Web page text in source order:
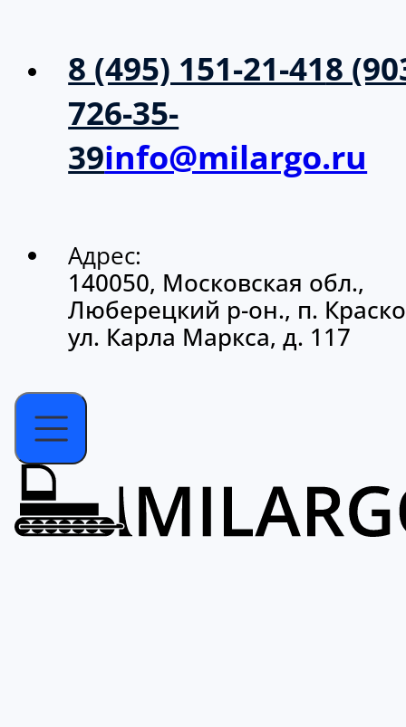
8 (495) 151-21-418
726-35-
39info@milargo.ru
Адрес:
140050, Московская обл.,
Люберецкий р-он., п.
ул. Карла Маркса, д. 117